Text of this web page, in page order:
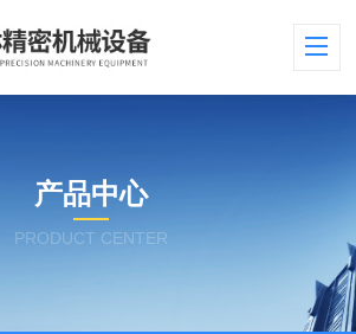
产品中心
PRODUCT CENTER